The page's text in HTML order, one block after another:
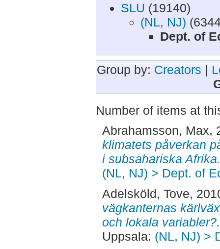
SLU (19140)
(NL, NJ)
Dept. of
Group by: Creators |
Number of items at
Abrahamsson, Max,
klimatets påverkan
i subsahariska Afrika.
(NL, NJ) > Dept. of
Adelsköld, Tove,
vägkanternas
och lokala variabler?.
Uppsala: (NL, NJ) >